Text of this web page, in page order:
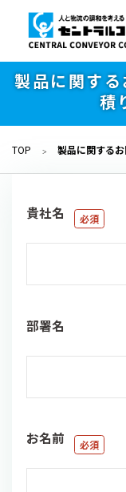
製品に関す
積
TOP 製品に関する
貴社名
部署名
お名前